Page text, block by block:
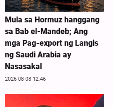
Mula sa Hormuz hanggang
sa Bab el-Mandeb; Ang
mga Pag-export ng Langis
ng Saudi Arabia ay
Nasasakal
2026-08-08 12:46